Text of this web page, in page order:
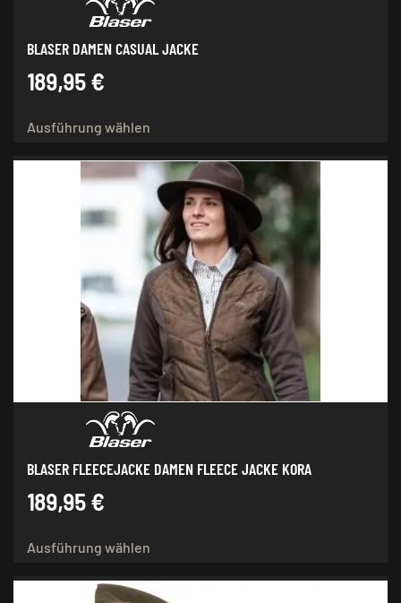
BLASER DAMEN CASUAL JACKE
189,95 €
Ausführung wählen
mehrere
Varianten
auf.
Die
Optionen
können
auf
der
Produktseite
gewählt
werden
BLASER FLEECEJACKE DAMEN FLEECE JACKE KORA
189,95 €
Ausführung wählen
mehrere